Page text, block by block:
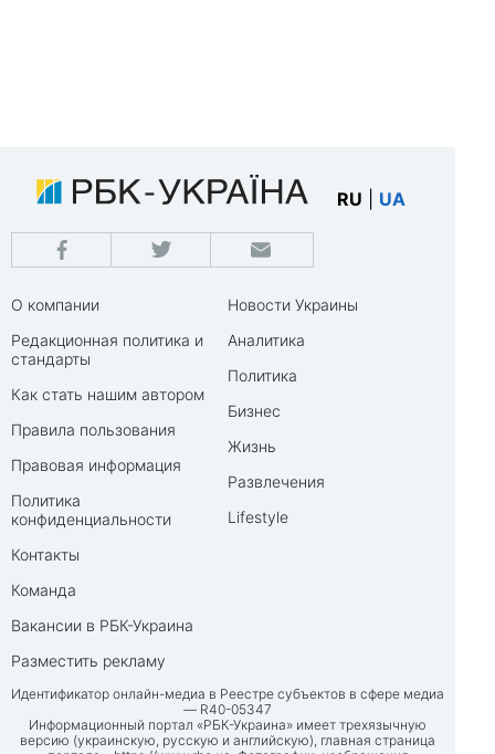
RU UA
О компании
Редакционная политика и
стандарты
Как стать нашим автором
Правила пользования
Правовая информация
Политика
конфиденциальности
Контакты
Команда
Вакансии в РБК-Украина
Разместить рекламу
Новости Украины
Аналитика
Политика
Бизнес
Жизнь
Развлечения
Lifestyle
Идентификатор онлайн-медиа в Реестре субъектов в сфере медиа
— R40-05347
Информационный портал «РБК-Украина» имеет трехязычную
версию (украинскую, русскую и английскую), главная страница